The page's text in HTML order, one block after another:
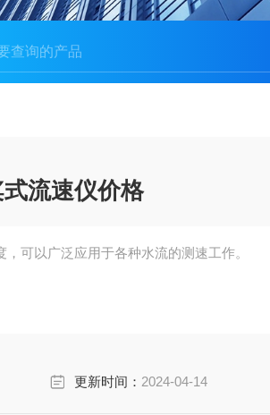
流速仪价格
可以广泛应用于各种水流的测速工作。
更新时间： 2024-04-14